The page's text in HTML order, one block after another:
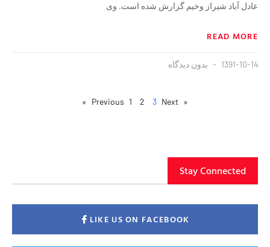
عادل آباد شیراز وخیم گزارش شده است. وی
READ MORE
1391-10-14 بدون دیدگاه
« Previous
1 2 3 Next »
Stay Connected
LIKE US ON FACEBOOK